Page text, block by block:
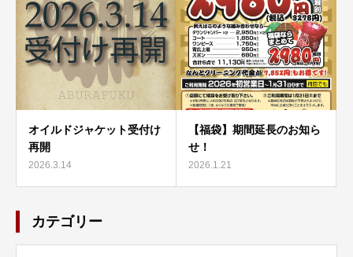
オイルドジャケット受付け
再開
2026.3.14
【福袋】期間延長のお知ら
せ！
2026.1.21
カテゴリー